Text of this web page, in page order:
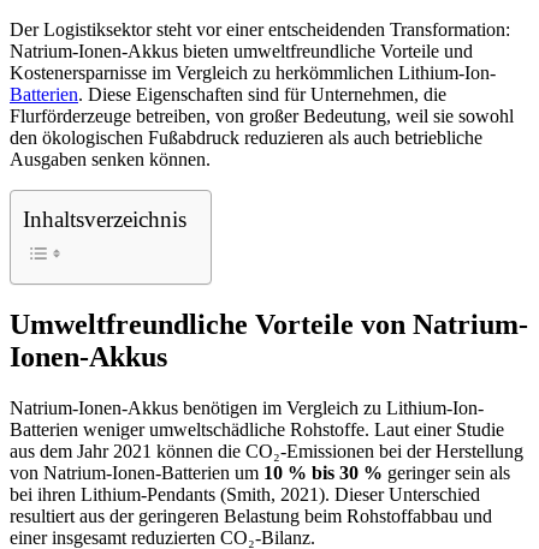
Der Logistiksektor steht vor einer entscheidenden Transformation:
Natrium-Ionen-Akkus bieten umweltfreundliche Vorteile und
Kostenersparnisse im Vergleich zu herkömmlichen Lithium-Ion-
Batterien. Diese Eigenschaften sind für Unternehmen, die
Flurförderzeuge betreiben, von großer Bedeutung, weil sie sowohl
den ökologischen Fußabdruck reduzieren als auch betriebliche
Ausgaben senken können.
Inhaltsverzeichnis
Umweltfreundliche Vorteile von Natrium-
Ionen-Akkus
Natrium-Ionen-Akkus benötigen im Vergleich zu Lithium-Ion-
Batterien weniger umweltschädliche Rohstoffe. Laut einer Studie
aus dem Jahr 2021 können die CO₂-Emissionen bei der Herstellung
von Natrium-Ionen-Batterien um 10 % bis 30 % geringer sein als
bei ihren Lithium-Pendants (Smith, 2021). Dieser Unterschied
resultiert aus der geringeren Belastung beim Rohstoffabbau und
einer insgesamt reduzierten CO₂-Bilanz.